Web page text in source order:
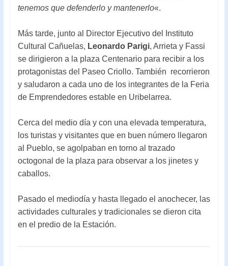
tenemos que defenderlo y mantenerlo«.
Más tarde, junto al Director Ejecutivo del Instituto
Cultural Cañuelas, Leonardo Parigi, Arrieta y Fassi
se dirigieron a la plaza Centenario para recibir a los
protagonistas del Paseo Criollo. También recorrieron
y saludaron a cada uno de los integrantes de la Feria
de Emprendedores estable en Uribelarrea.
Cerca del medio día y con una elevada temperatura,
los turistas y visitantes que en buen número llegaron
al Pueblo, se agolpaban en torno al trazado
octogonal de la plaza para observar a los jinetes y
caballos.
Pasado el mediodía y hasta llegado el anochecer, las
actividades culturales y tradicionales se dieron cita
en el predio de la Estación.